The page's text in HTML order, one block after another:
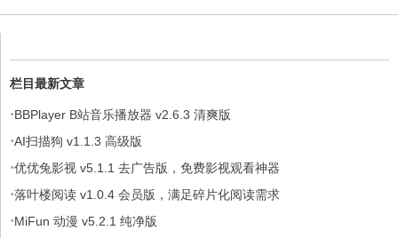
栏目最新文章
·BBPlayer B站音乐播放器 v2.6.3 清爽版
·AI扫描狗 v1.1.3 高级版
·优优兔影视 v5.1.1 去广告版，免费影视观看神器
·落叶楼阅读 v1.0.4 会员版，满足碎片化阅读需求
·MiFun 动漫 v5.2.1 纯净版